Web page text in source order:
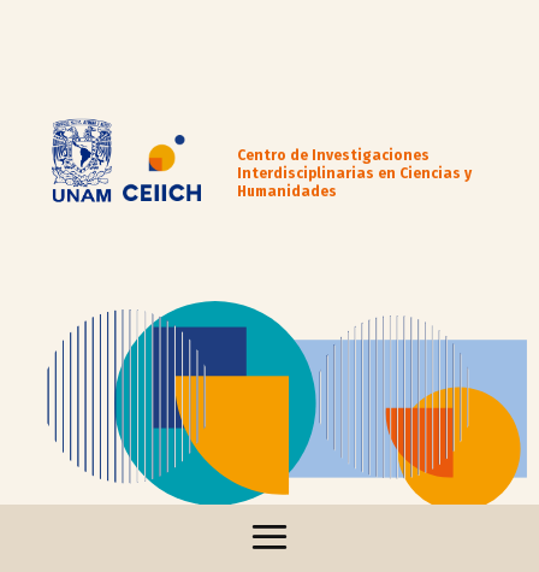
Centro de Investigaciones
Interdisciplinarias en Ciencias y
Humanidades